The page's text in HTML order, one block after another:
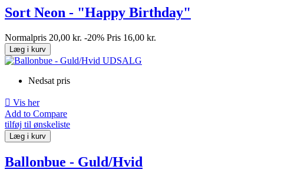
Sort Neon - "Happy Birthday"
Normalpris 20,00 kr. -20% Pris 16,00 kr.
Læg i kurv
Nedsat pris
 Vis her
Add to Compare
tilføj til ønskeliste
Læg i kurv
Ballonbue - Guld/Hvid